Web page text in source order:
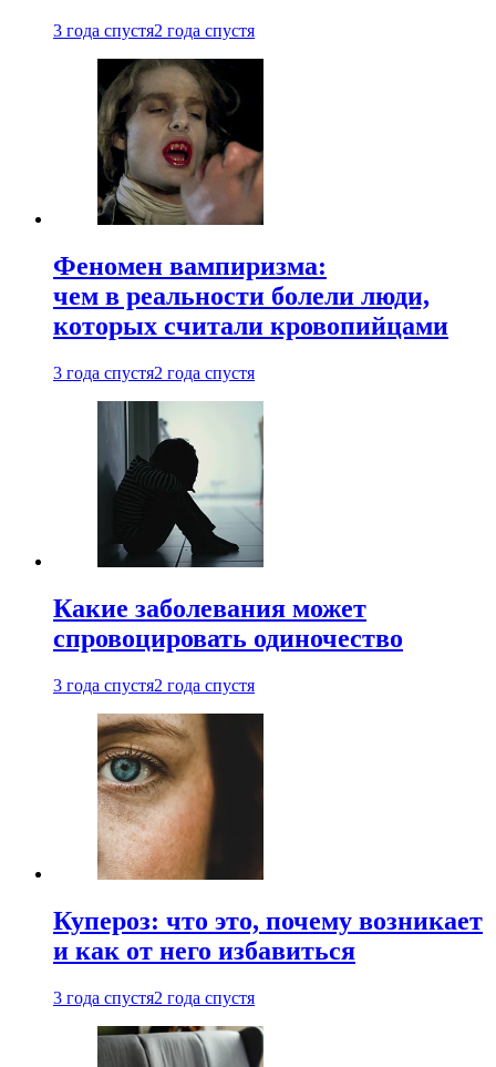
3 года спустя2 года спустя
Феномен вампиризма:
чем в реальности болели люди,
которых считали кровопийцами
3 года спустя2 года спустя
Какие заболевания может
спровоцировать одиночество
3 года спустя2 года спустя
Купероз: что это, почему возникает
и как от него избавиться
3 года спустя2 года спустя